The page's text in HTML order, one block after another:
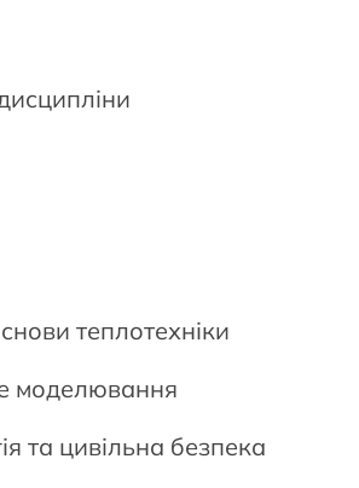
теплотехніки
моделювання
та цивільна безпека